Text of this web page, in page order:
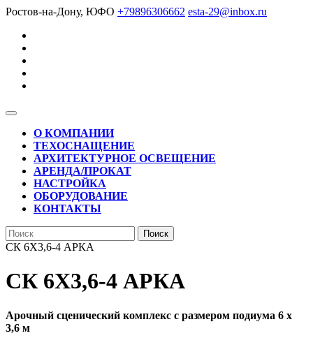
Перейти
содержимому
Ростов-на-Дону, ЮФО +79896306662 esta-29@inbox.ru
Кнопка
ОткрытьО КОМПАНИИ
ТЕХОСНАЩЕНИЕ
АРХИТЕКТУРНОЕ ОСВЕЩЕНИЕ
АРЕНДА/ПРОКАТ
НАСТРОЙКА
ОБОРУДОВАНИЕ
КОНТАКТЫ
КНОПКА
ЗАКРЫТЬ
Найти:
СК 6Х3,6-4 АРКА
СК 6Х3,6-4 АРКА
Арочный сценический комплекс с размером подиума 6 х
3,6 м